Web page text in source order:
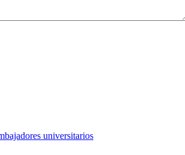
universitarios